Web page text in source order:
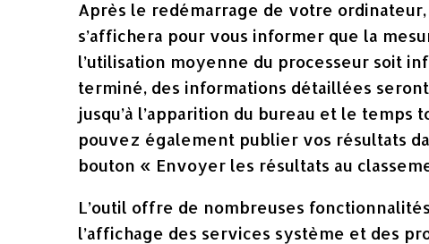
Après le redémarrage de votre
s’affichera pour vous informer que la
l’utilisation moyenne du processeur soit
terminé, des informations détaillées
jusqu’à l’apparition du bureau et le temps
pouvez également publier vos résultats
bouton « Envoyer les résultats au
L’outil offre de nombreuses
l’affichage des services système et des